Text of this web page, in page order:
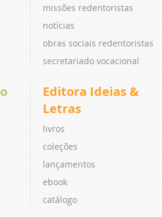
missões redentoristas
notícias
obras sociais redentoristas
secretariado vocacional
Editora Ideias &
Letras
livros
coleções
lançamentos
ebook
catálogo